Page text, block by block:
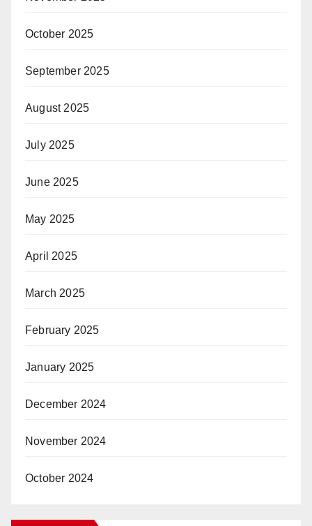
October 2025
September 2025
August 2025
July 2025
June 2025
May 2025
April 2025
March 2025
February 2025
January 2025
December 2024
November 2024
October 2024